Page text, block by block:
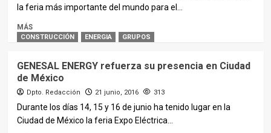
la feria más importante del mundo para el...
MÁS
CONSTRUCCIÓN ENERGIA GRUPOS
GENESAL ENERGY refuerza su presencia en Ciudad
de México
Dpto. Redacción 21 junio, 2016 313
Durante los días 14, 15 y 16 de junio ha tenido lugar en la
Ciudad de México la feria Expo Eléctrica...